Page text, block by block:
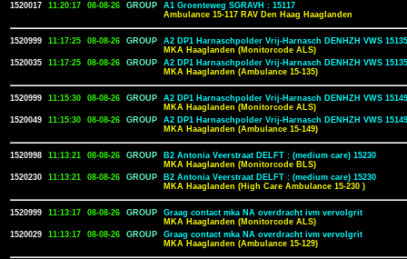
1520017
11:20:17 08-08-26 GROUP
A1 Groenteweg SGRAVH : 15117
Ambulance 15-117 RAV Den Haag Haaglanden
1520999 11:17:25 08-08-26 GROUP
A2 DP1 Harnaschpolder Vrij-Harnasch DENHZH VWS 15135
MKA Haaglanden (Monitorcode ALS)
1520035
11:17:25 08-08-26 GROUP
A2 DP1 Harnaschpolder Vrij-Harnasch DENHZH VWS 15135
MKA Haaglanden (Ambulance 15-135)
1520999 11:15:30 08-08-26 GROUP
A2 DP1 Harnaschpolder Vrij-Harnasch DENHZH VWS 15149
MKA Haaglanden (Monitorcode ALS)
1520049
11:15:30 08-08-26 GROUP
A2 DP1 Harnaschpolder Vrij-Harnasch DENHZH VWS 15149
MKA Haaglanden (Ambulance 15-149)
1520998 11:13:21 08-08-26 GROUP
B2 Antonia Veerstraat DELFT : (medium care) 15230
MKA Haaglanden (Monitorcode BLS)
1520230
11:13:21 08-08-26 GROUP
B2 Antonia Veerstraat DELFT : (medium care) 15230
MKA Haaglanden (High Care Ambulance 15-230 )
1520999 11:13:17 08-08-26 GROUP
Graag contact mka NA overdracht ivm vervolgrit
MKA Haaglanden (Monitorcode ALS)
1520029
11:13:17 08-08-26 GROUP
Graag contact mka NA overdracht ivm vervolgrit
MKA Haaglanden (Ambulance 15-129)